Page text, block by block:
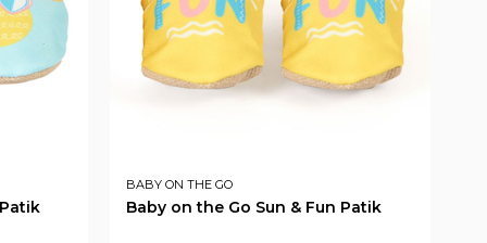
BABY ON THE GO
Baby on the Go Sun & Fun Patik